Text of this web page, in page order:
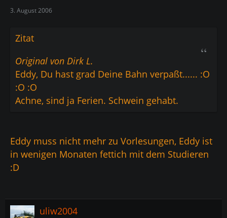
3. August 2006
Zitat
Original von Dirk L.
Eddy, Du hast grad Deine Bahn verpaßt...... :O
:O :O
Achne, sind ja Ferien. Schwein gehabt.
Eddy muss nicht mehr zu Vorlesungen, Eddy ist
in wenigen Monaten fettich mit dem Studieren
:D
uliw2004